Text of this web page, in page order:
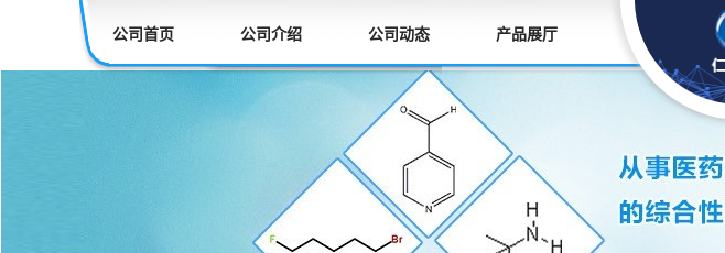
公司首页 公司介绍 公司动态 产品展厅